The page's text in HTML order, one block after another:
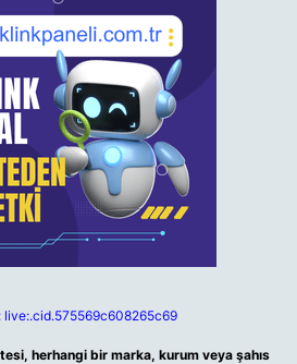
live:.cid.575569c608265c69
herhangi bir marka, kurum veya şahıs